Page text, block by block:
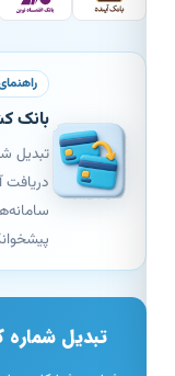
راهنمای
بانک
تبدیل
دریافت
پیشخوانک.
تبدیل شماره